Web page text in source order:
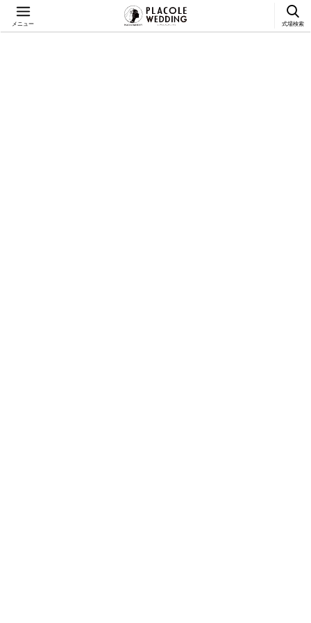
メニュー 式場検索